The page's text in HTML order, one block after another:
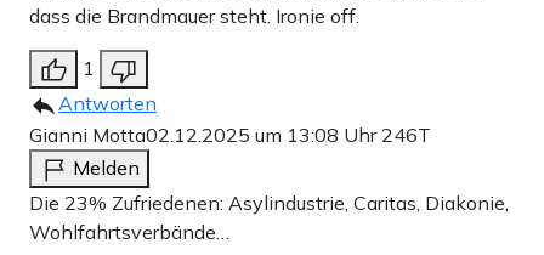
dass die Brandmauer steht. Ironie off.
1
Antworten
Gianni Motta02.12.2025 um 13:08 Uhr 246T
Melden
Die 23% Zufriedenen: Asylindustrie, Caritas, Diakonie,
Wohlfahrtsverbände…